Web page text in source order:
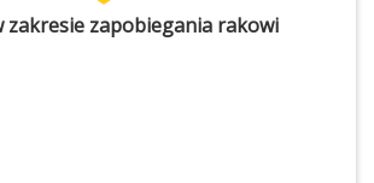
zakresie zapobiegania rakowi